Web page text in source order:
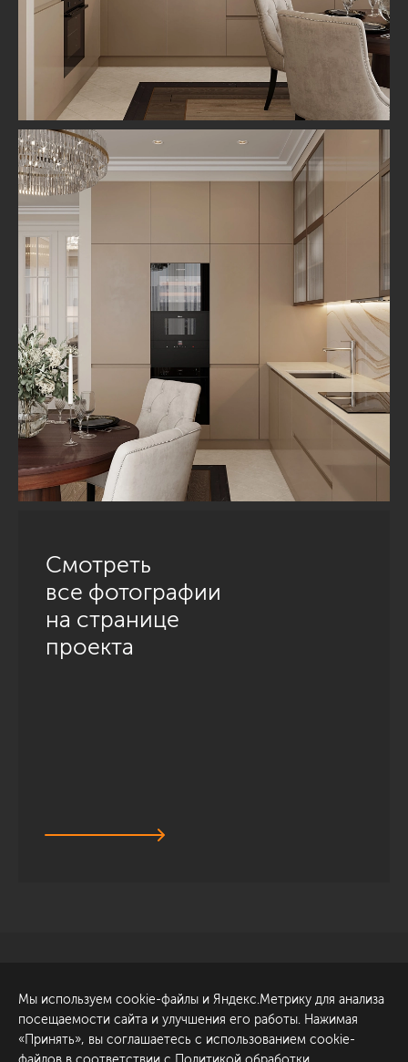
Смотреть
все фотографии
на странице
проекта
Обсудить проект
ул. Академика Павлова, 6
к1
+7 (812) 200-95-55
Мы используем cookie-файлы и Яндекс.Метрику для анализа
посещаемости сайта и улучшения его работы. Нажимая
«Принять», вы соглашаетесь с использованием cookie-